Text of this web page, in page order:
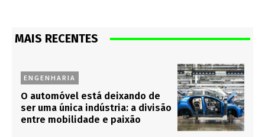
MAIS RECENTES
ENGENHARIA
O automóvel está deixando de
ser uma única indústria: a divisão
entre mobilidade e paixão